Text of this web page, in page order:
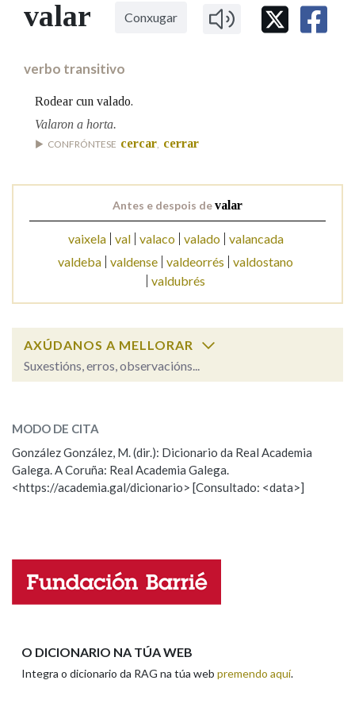
IDENTIDADE CORPORATIVA
MARCIAL DEL ADALID
FIGURAS HOMENAXEADAS
FacebookTwitterYoutubeInstagram
Bluesky
BUSCAR NOS LEMAS
BUSCAR NO CONTIDO
Nos exemplos
OUTRAS OPCIÓNS DE BUSCA
valar Conxugar
verbo transitivo
Rodear cun valado.
Valaron a horta.
CONFRÓNTESE cercar cerrar
Antes e despois devalar
vaixela val valaco valado
valancada
valdeba valdense valdeorrés
valdostano
valdubrés
AXÚDANOS A MELLORAR
Suxestións, erros, observacións...
ESCOLLE UNHA OPCIÓN:
Observación Hai un erro na palabra
Propoño mellorar a definición
Nome
MODO DE CITA
González González, M. (dir.): Dicionario da Real Academia
Galega. A Coruña: Real Academia Galega.
<https://academia.gal/dicionario> [Consultado: <data>]
O DICIONARIO NA TÚA WEB
Integra o dicionario da RAG na túa web premendo aquí.